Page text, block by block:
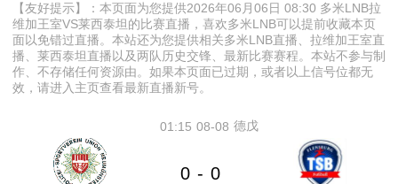
【友好提示】：本页面为您提供2026年06月06日 08:30 多米LNB拉
维加王室VS莱西泰坦的比赛直播，喜欢多米LNB可以提前收藏本页
面以免错过直播。本站还为您提供相关多米LNB直播、拉维加王室直
播、莱西泰坦直播以及两队历史交锋、最新比赛赛程。本站不参与制
作、不存储任何资源由。如果本页面已过期，或者以上信号位都无
效，请进入主页查看最新直播新号。
08-08
01:15 德戊
0 - 0